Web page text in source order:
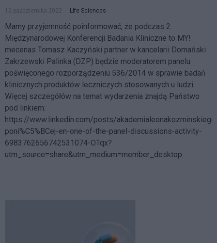
12 października 2022 Life Sciences
Mamy przyjemność poinformować, że podczas 2.
Międzynarodowej Konferencji Badania Kliniczne to MY!
mecenas Tomasz Kaczyński partner w kancelarii Domański
Zakrzewski Palinka (DZP) będzie moderatorem panelu
poświęconego rozporządzeniu 536/2014 w sprawie badań
klinicznych produktów leczniczych stosowanych u ludzi.
Więcej szczegółów na temat wydarzenia znajdą Państwo
pod linkiem:
https://www.linkedin.com/posts/
poni%C5%BCej-en-one-of-the-panel-discussions-activity-
6983762656742531074-OTqx?
utm_source=share&utm_medium=member_desktop